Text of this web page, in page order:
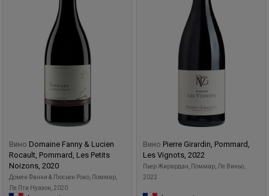
Вино Domaine Fanny & Lucien
Rocault, Pommard, Les Petits
Noizons, 2020
Домен Фанни & Люсьен Роко, Поммар,
Ле Пти Нуазон, 2020
Вино Pierre Girardin, Pommard,
Les Vignots, 2022
Пьер Жирардан, Поммар, Ле Виньо,
2022